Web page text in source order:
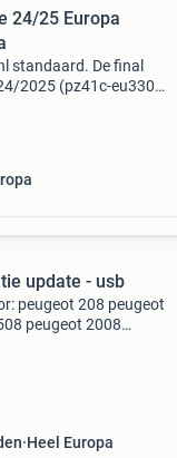
24/25 Europa
standaard. De final
2025 (pz41c-eu330-
update - usb
peugeot 208 peugeot
peugeot 2008
Heel Europa